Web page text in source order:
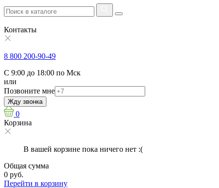
Контакты
8 800 200-90-49
С 9:00 до 18:00 по Мск
или
Позвоните мне
Жду звонка
0
Корзина
В вашей корзине пока ничего нет :(
Общая сумма
0 руб.
Перейти в корзину